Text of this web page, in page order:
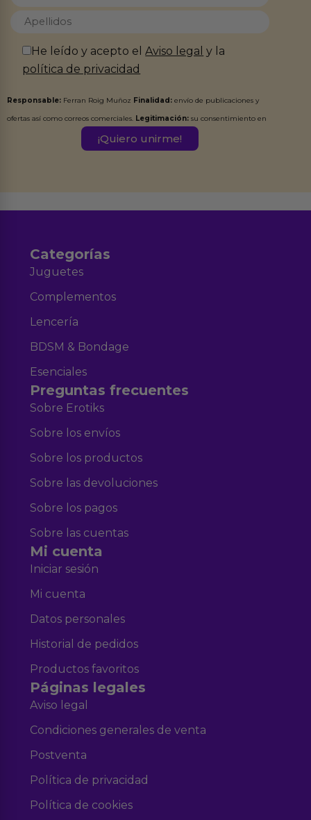
He leído y acepto elAviso legal y la
política de privacidad
Responsable: Ferran Roig Muñoz Finalidad: envío de publicaciones y
ofertas así como correos comerciales. Legitimación: su consentimiento en
Destinatarios:Ferran Roig Muñoz. Podrás ejercer tus
Categorías
Juguetes
Complementos
Lencería
BDSM & Bondage
Esenciales
Preguntas frecuentes
Sobre Erotiks
Sobre los envíos
Sobre los productos
Sobre las devoluciones
Sobre los pagos
Sobre las cuentas
Mi cuenta
Iniciar sesión
Mi cuenta
Datos personales
Historial de pedidos
Productos favoritos
Páginas legales
Aviso legal
Condiciones generales de venta
Postventa
Política de privacidad
Política de cookies